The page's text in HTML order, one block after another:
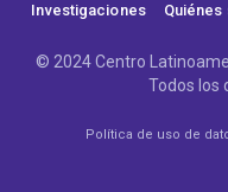
Investigaciones Quiénes
© 2024 Centro
Todos los
Política de uso de